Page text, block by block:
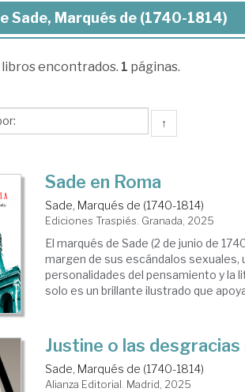
Sade, Marqués de (1740-1814)
libros encontrados. 1 páginas.
↑
Sade en Roma
Sade, Marqués de (1740-1814)
Ediciones Traspiés. Granada, 2025
El marqués de Sade (2 de junio de
margen de sus escándalos sexuales,
personalidades del pensamiento y la
solo es un brillante ilustrado que
Justine o las desgracias
Sade, Marqués de (1740-1814)
Alianza Editorial. Madrid, 2025